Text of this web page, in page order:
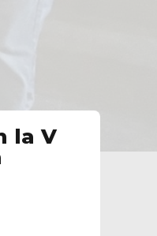
la V